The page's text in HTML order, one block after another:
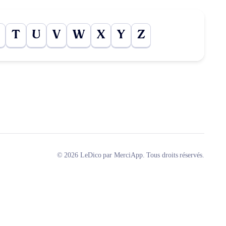
T U V W X Y Z
© 2026 LeDico par MerciApp. Tous droits réservés.